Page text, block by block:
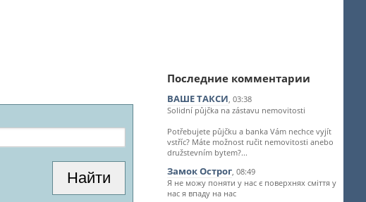
Последние комментарии
ВАШЕ ТАКСИ, 03:38
Solidní půjčka na zástavu nemovitosti
Potřebujete půjčku a banka Vám nechce vyjít
vstříc? Máte možnost ručit nemovitosti anebo
družstevním bytem?...
Замок Острог, 08:49
Я не можу поняти у нас є поверхнях сміття у
нас я впаду на нас